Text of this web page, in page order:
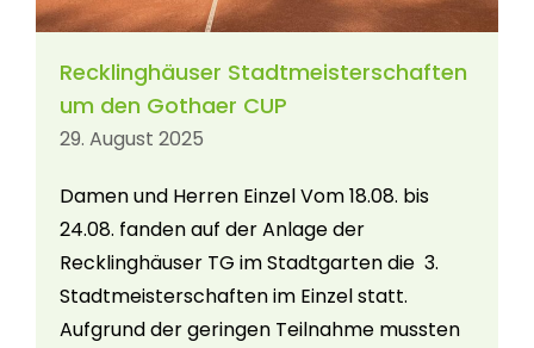
Recklinghäuser Stadtmeisterschaften
um den Gothaer CUP
29. August 2025
Damen und Herren Einzel Vom 18.08. bis
24.08. fanden auf der Anlage der
Recklinghäuser TG im Stadtgarten die 3.
Stadtmeisterschaften im Einzel statt.
Aufgrund der geringen Teilnahme mussten